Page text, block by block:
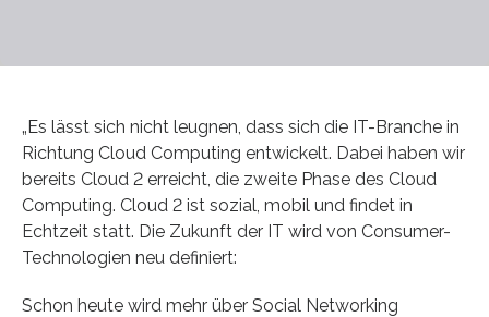
„Es lässt sich nicht leugnen, dass sich die IT-Branche in
Richtung Cloud Computing entwickelt. Dabei haben wir
bereits Cloud 2 erreicht, die zweite Phase des Cloud
Computing. Cloud 2 ist sozial, mobil und findet in
Echtzeit statt. Die Zukunft der IT wird von Consumer-
Technologien neu definiert:
Schon heute wird mehr über Social Networking